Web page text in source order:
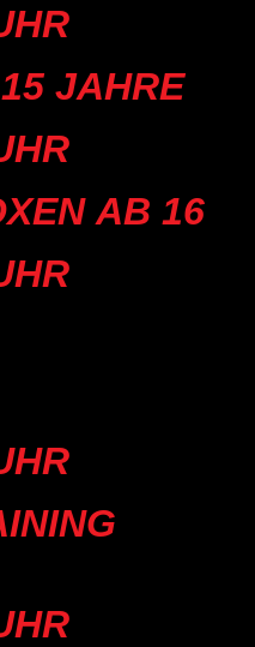
JAHRE
AB 16